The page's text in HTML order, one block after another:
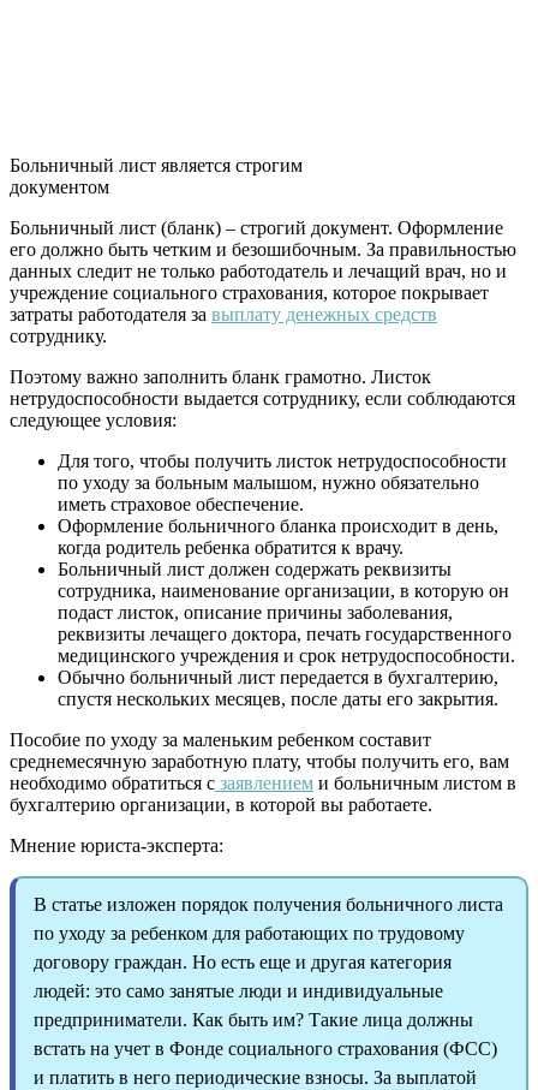
Больничный лист является строгим
документом
Больничный лист (бланк) – строгий документ. Оформление
его должно быть четким и безошибочным. За правильностью
данных следит не только работодатель и лечащий врач, но и
учреждение социального страхования, которое покрывает
затраты работодателя за выплату денежных средств
сотруднику.
Поэтому важно заполнить бланк грамотно. Листок
нетрудоспособности выдается сотруднику, если соблюдаются
следующее условия:
Для того, чтобы получить листок нетрудоспособности
по уходу за больным малышом, нужно обязательно
иметь страховое обеспечение.
Оформление больничного бланка происходит в день,
когда родитель ребенка обратится к врачу.
Больничный лист должен содержать реквизиты
сотрудника, наименование организации, в которую он
подаст листок, описание причины заболевания,
реквизиты лечащего доктора, печать государственного
медицинского учреждения и срок нетрудоспособности.
Обычно больничный лист передается в бухгалтерию,
спустя нескольких месяцев, после даты его закрытия.
Пособие по уходу за маленьким ребенком составит
среднемесячную заработную плату, чтобы получить его, вам
необходимо обратиться с заявлением и больничным листом в
бухгалтерию организации, в которой вы работаете.
Мнение юриста-эксперта:
В статье изложен порядок получения больничного листа
по уходу за ребенком для работающих по трудовому
договору граждан. Но есть еще и другая категория
людей: это само занятые люди и индивидуальные
предприниматели. Как быть им? Такие лица должны
встать на учет в Фонде социального страхования (ФСС)
и платить в него периодические взносы. За выплатой